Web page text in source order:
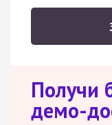
Получи
демо-